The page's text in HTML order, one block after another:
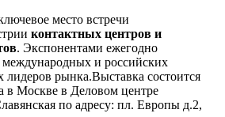
место встречи
контактных центров и
. Экспонентами ежегодно
и российских
рынка.Выставка состоится
в Москве в Деловом центре
по адресу: пл. Европы д.2,